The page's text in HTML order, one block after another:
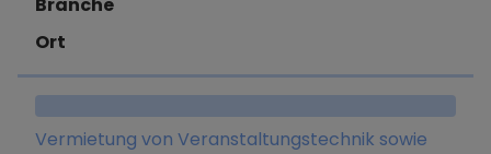
Ort
Vermietung von Veranstaltungstechnik sowie